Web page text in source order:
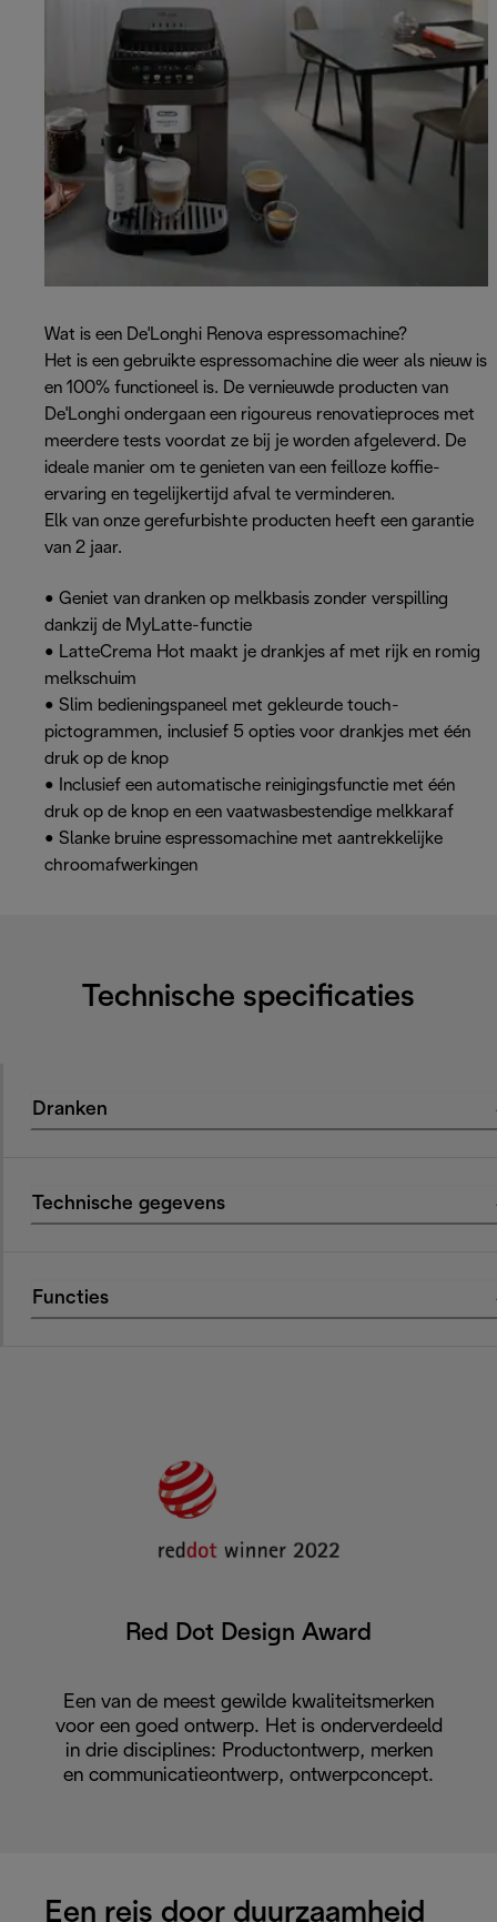
Wat is een De'Longhi Renova espressomachine?
Het is een gebruikte espressomachine die weer als nieuw is
en 100% functioneel is. De vernieuwde producten van
De'Longhi ondergaan een rigoureus renovatieproces met
meerdere tests voordat ze bij je worden afgeleverd. De
ideale manier om te genieten van een feilloze koffie-
ervaring en tegelijkertijd afval te verminderen.
Elk van onze gerefurbishte producten heeft een garantie
van 2 jaar.
• Geniet van dranken op melkbasis zonder verspilling
dankzij de MyLatte-functie
• LatteCrema Hot maakt je drankjes af met rijk en romig
melkschuim
• Slim bedieningspaneel met gekleurde touch-
pictogrammen, inclusief 5 opties voor drankjes met één
druk op de knop
• Inclusief een automatische reinigingsfunctie met één
druk op de knop en een vaatwasbestendige melkkaraf
• Slanke bruine espressomachine met aantrekkelijke
chroomafwerkingen
Technische specificaties
Dranken
Technische gegevens
Functies
Red Dot Design Award
Een van de meest gewilde kwaliteitsmerken
voor een goed ontwerp. Het is onderverdeeld
in drie disciplines: Productontwerp, merken
en communicatieontwerp, ontwerpconcept.
Een reis door duurzaamheid